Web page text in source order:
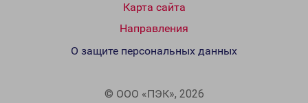
Карта сайта
Направления
© ООО «ПЭК», 2026
О защите персональных данных